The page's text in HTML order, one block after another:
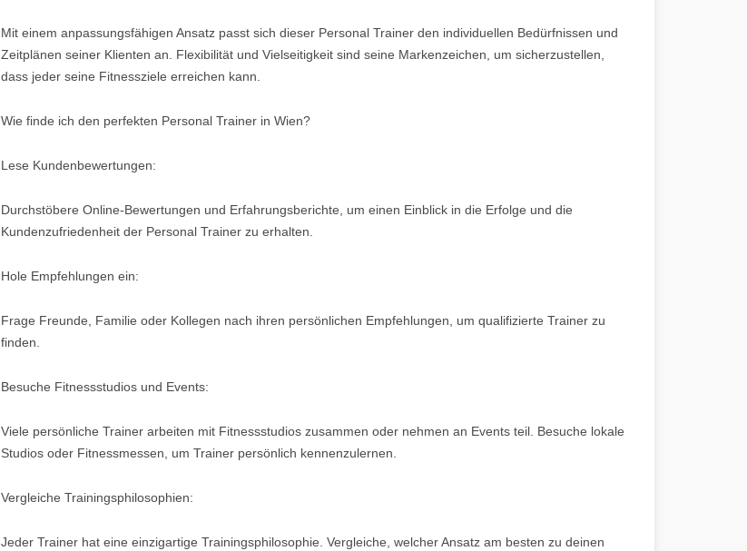
Mit einem anpassungsfähigen Ansatz passt sich dieser Personal Trainer den individuellen Bedürfnissen und
Zeitplänen seiner Klienten an. Flexibilität und Vielseitigkeit sind seine Markenzeichen, um sicherzustellen,
dass jeder seine Fitnessziele erreichen kann.
Wie finde ich den perfekten Personal Trainer in Wien?
Lese Kundenbewertungen:
Durchstöbere Online-Bewertungen und Erfahrungsberichte, um einen Einblick in die Erfolge und die
Kundenzufriedenheit der Personal Trainer zu erhalten.
Hole Empfehlungen ein:
Frage Freunde, Familie oder Kollegen nach ihren persönlichen Empfehlungen, um qualifizierte Trainer zu
finden.
Besuche Fitnessstudios und Events:
Viele persönliche Trainer arbeiten mit Fitnessstudios zusammen oder nehmen an Events teil. Besuche lokale
Studios oder Fitnessmessen, um Trainer persönlich kennenzulernen.
Vergleiche Trainingsphilosophien:
Jeder Trainer hat eine einzigartige Trainingsphilosophie. Vergleiche, welcher Ansatz am besten zu deinen